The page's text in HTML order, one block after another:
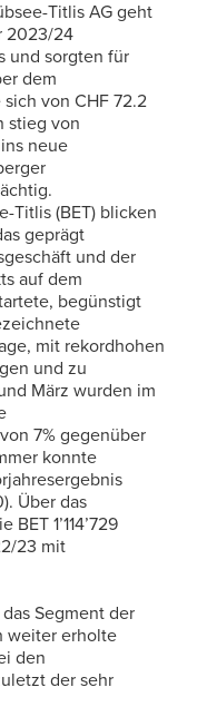
Titlis AG geht
2023/24
und sorgten für
dem
von CHF 72.2
stieg von
neue
Titlis (BET) blicken
geprägt
und der
auf dem
begünstigt
mit rekordhohen
und zu
März wurden im
7% gegenüber
konnte
Über das
1’114’729
23 mit
Segment der
weiter erholte
den
der sehr